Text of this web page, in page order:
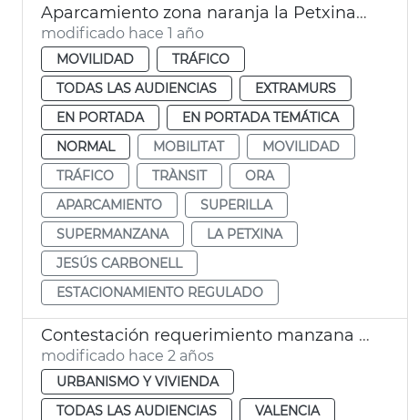
Aparcamiento zona naranja la Petxina València
modificado hace 1 año
MOVILIDAD
TRÁFICO
TODAS LAS AUDIENCIAS
EXTRAMURS
EN PORTADA
EN PORTADA TEMÁTICA
NORMAL
MOBILITAT
MOVILIDAD
TRÁFICO
TRÀNSIT
ORA
APARCAMIENTO
SUPERILLA
SUPERMANZANA
LA PETXINA
JESÚS CARBONELL
ESTACIONAMIENTO REGULADO
Contestación requerimiento manzana Petxina
modificado hace 2 años
URBANISMO Y VIVIENDA
TODAS LAS AUDIENCIAS
VALENCIA